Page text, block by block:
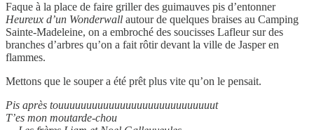
Faque à la place de faire griller des guimauves pis d’entonner
Heureux d’un Wonderwall autour de quelques braises au Camping
Sainte-Madeleine, on a embroché des soucisses Lafleur sur des
branches d’arbres qu’on a fait rôtir devant la ville de Jasper en
flammes.
Mettons que le souper a été prêt plus vite qu’on le pensait.
Pis après touuuuuuuuuuuuuuuuuuuuuuuuuuuut
T’es mon moutarde-chou